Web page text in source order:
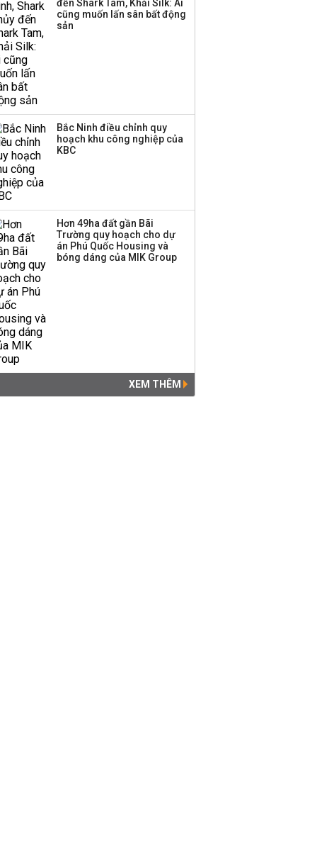
Thị trường thường
đến Shark Tam, Khải Silk: Ai
cũng muốn lấn sân bất động
sản
Bắc Ninh điều chỉnh quy
hoạch khu công nghiệp của
KBC
Hơn 49ha đất gần Bãi
Trường quy hoạch cho dự
án Phú Quốc Housing và
bóng dáng của MIK Group
XEM THÊM